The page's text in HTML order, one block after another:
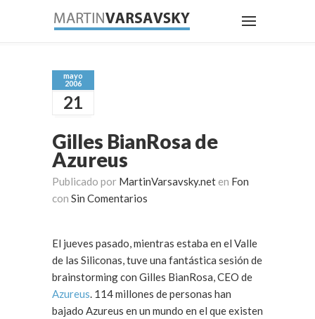
mayo
2006
21
Gilles BianRosa de
Azureus
Publicado por MartinVarsavsky.net en Fon
con Sin Comentarios
El jueves pasado, mientras estaba en el Valle
de las Siliconas, tuve una fantástica sesión de
brainstorming con Gilles BianRosa, CEO de
Azureus. 114 millones de personas han
bajado Azureus en un mundo en el que existen